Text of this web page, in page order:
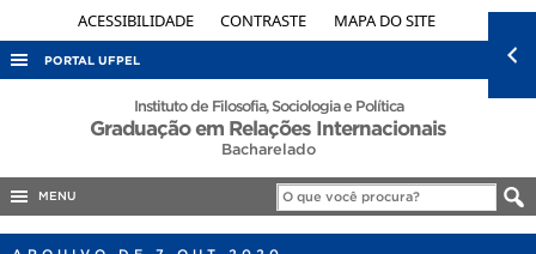
ACESSIBILIDADE CONTRASTE MAPA DO SITE
PORTAL UFPEL
ACESSO À INFORMAÇÃOInstituto de Filosofia, Sociologia e Política
Graduação em Relações Internacionais
Bacharelado
MENU